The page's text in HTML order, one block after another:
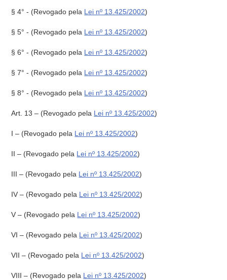
§ 4° - (Revogado pela Lei nº 13.425/2002)
§ 5° - (Revogado pela Lei nº 13.425/2002)
§ 6° - (Revogado pela Lei nº 13.425/2002)
§ 7° - (Revogado pela Lei nº 13.425/2002)
§ 8° - (Revogado pela Lei nº 13.425/2002)
Art. 13 – (Revogado pela Lei nº 13.425/2002)
I – (Revogado pela Lei nº 13.425/2002)
II – (Revogado pela Lei nº 13.425/2002)
III – (Revogado pela Lei nº 13.425/2002)
IV – (Revogado pela Lei nº 13.425/2002)
V – (Revogado pela Lei nº 13.425/2002)
VI – (Revogado pela Lei nº 13.425/2002)
VII – (Revogado pela Lei nº 13.425/2002)
VIII – (Revogado pela Lei nº 13.425/2002)